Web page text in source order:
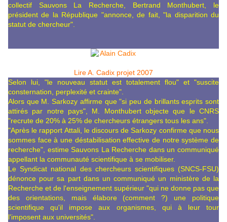
collectif Sauvons La Recherche, Bertrand Monthubert, le
président de la République "annonce, de fait, "la disparition du
statut de chercheur".
Lire A. Cadix projet 2007
Selon lui, "le nouveau statut est totalement flou" et "suscite
consternation, perplexité et crainte".
Alors que M. Sarkozy affirme que "si peu de brillants esprits sont
attirés par notre pays", M. Monthubert objecte que le CNRS
"recrute de 20% à 25% de chercheurs étrangers tous les ans".
"Après le rapport Attali, le discours de Sarkozy confirme que nous
sommes face à une déstabilisation effective de notre système de
recherche", estime Sauvons La Recherche dans un communiqué
appellant la communauté scientifique à se mobiliser.
Le Syndicat national des chercheurs scientifiques (SNCS-FSU)
dénonce pour sa part dans un communiqué un ministère de la
Recherche et de l'enseignement supérieur "qui ne donne pas que
des orientations, mais élabore (comment ?) une politique
scientifique qu'il impose aux organismes, qui à leur tour
l'imposent aux universités".